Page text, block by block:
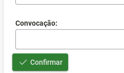
Convocação:
Confirmar